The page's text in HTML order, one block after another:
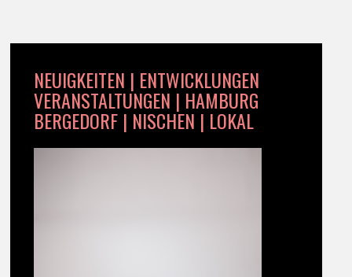
NEUIGKEITEN | ENTWICKLUNGEN
VERANSTALTUNGEN | HAMBURG
BERGEDORF | NISCHEN | LOKAL